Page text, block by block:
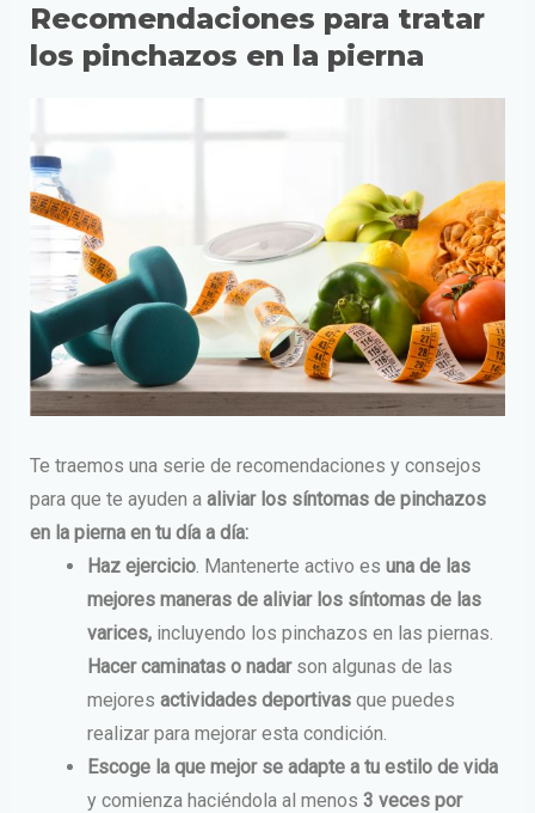
Recomendaciones para tratar
los pinchazos en la pierna
Te traemos una serie de recomendaciones y consejos
para que te ayuden a aliviar los síntomas de pinchazos
en la pierna en tu día a día:
Haz ejercicio. Mantenerte activo es una de las
mejores maneras de aliviar los síntomas de las
varices, incluyendo los pinchazos en las piernas.
Hacer caminatas o nadarson algunas de las
mejores actividades deportivasque puedes
realizar para mejorar esta condición.
Escoge la que mejor se adapte a tu estilo de vida
y comienza haciéndola al menos 3 veces por